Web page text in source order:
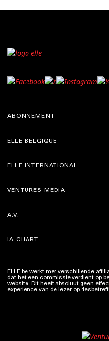
ABONNEMENT
ELLE BELGIQUE
ELLE INTERNATIONAL
VENTURES MEDIA
A.V.
IA CHART
ELLE.be werkt met verschillende
dat het een commissie verdient op
website. Dit heeft absoluut geen
experience van de lezer op